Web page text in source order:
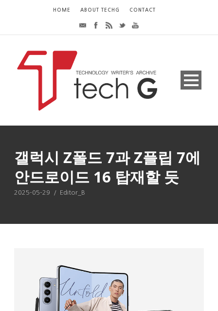
HOME ABOUT TECHG CONTACT
갤럭시 Z폴드 7과 Z플립 7에
안드로이드 16 탑재할 듯
2025-05-29 / Editor_B